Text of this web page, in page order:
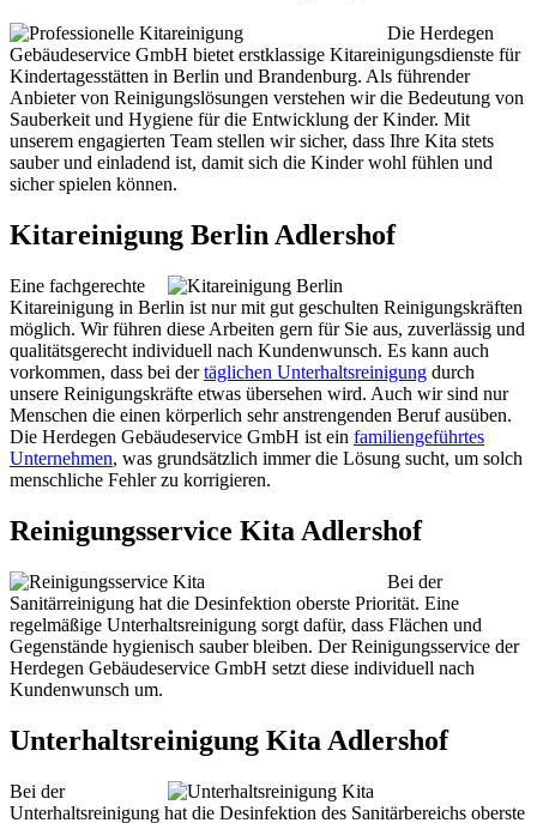
Die Herdegen
Gebäudeservice GmbH bietet erstklassige Kitareinigungsdienste für
Kindertagesstätten in Berlin und Brandenburg. Als führender
Anbieter von Reinigungslösungen verstehen wir die Bedeutung von
Sauberkeit und Hygiene für die Entwicklung der Kinder. Mit
unserem engagierten Team stellen wir sicher, dass Ihre Kita stets
sauber und einladend ist, damit sich die Kinder wohl fühlen und
sicher spielen können.
Kitareinigung Berlin Adlershof
Eine fachgerechte
Kitareinigung in Berlin ist nur mit gut geschulten Reinigungskräften
möglich. Wir führen diese Arbeiten gern für Sie aus, zuverlässig und
qualitätsgerecht individuell nach Kundenwunsch. Es kann auch
vorkommen, dass bei dertäglichen Unterhaltsreinigung durch
unsere Reinigungskräfte etwas übersehen wird. Auch wir sind nur
Menschen die einen körperlich sehr anstrengenden Beruf ausüben.
Die Herdegen Gebäudeservice GmbH ist ein familiengeführtes
Unternehmen, was grundsätzlich immer die Lösung sucht, um solch
menschliche Fehler zu korrigieren.
Reinigungsservice Kita Adlershof
Bei der
Sanitärreinigung hat die Desinfektion oberste Priorität. Eine
regelmäßige Unterhaltsreinigung sorgt dafür, dass Flächen und
Gegenstände hygienisch sauber bleiben. Der Reinigungsservice der
Herdegen Gebäudeservice GmbH setzt diese individuell nach
Kundenwunsch um.
Unterhaltsreinigung Kita Adlershof
Bei der
Unterhaltsreinigung hat die Desinfektion des Sanitärbereichs oberste